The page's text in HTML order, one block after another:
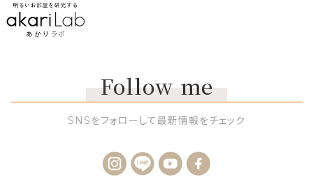
Follow me
SNSをフォローして最新情報をチェック